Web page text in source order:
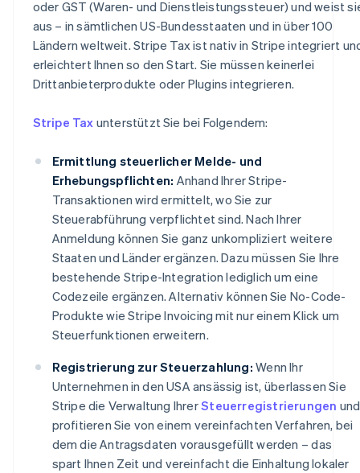
oder GST (Waren- und Dienstleistungssteuer) und weist
aus – in sämtlichen US-Bundesstaaten und in über 100
Ländern weltweit. Stripe Tax ist nativ in Stripe integriert
erleichtert Ihnen so den Start. Sie müssen keinerlei
Drittanbieterprodukte oder Plugins integrieren.
Stripe Tax unterstützt Sie bei Folgendem:
Ermittlung steuerlicher Melde- und
Erhebungspflichten: Anhand Ihrer Stripe-
Transaktionen wird ermittelt, wo Sie zur
Steuerabführung verpflichtet sind. Nach Ihrer
Anmeldung können Sie ganz unkompliziert weitere
Staaten und Länder ergänzen. Dazu müssen Sie Ihre
bestehende Stripe-Integration lediglich um eine
Codezeile ergänzen. Alternativ können Sie No-Code-
Produkte wie Stripe Invoicing mit nur einem Klick um
Steuerfunktionen erweitern.
Registrierung zur Steuerzahlung: Wenn Ihr
Unternehmen in den USA ansässig ist, überlassen Sie
Stripe die Verwaltung IhrerSteuerregistrierungen und
profitieren Sie von einem vereinfachten Verfahren, bei
dem die Antragsdaten vorausgefüllt werden – das
spart Ihnen Zeit und vereinfacht die Einhaltung lokaler
English
Belgien
NederlandsFrançaisDeutschEnglish
Brasilien
Bulgarien
English